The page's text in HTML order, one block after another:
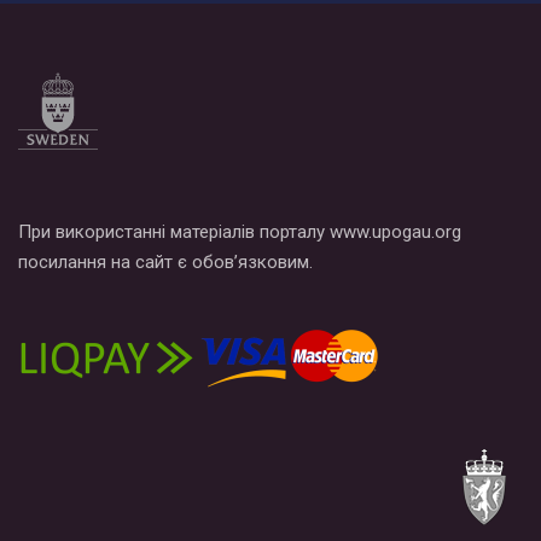
При використанні матеріалів порталу www.upogau.org
посилання на сайт є обов’язковим.